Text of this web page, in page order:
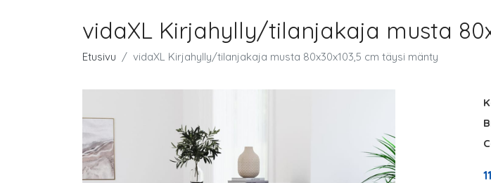
vidaXL Kirjahylly/tilanjakaja musta
Etusivu vidaXL Kirjahylly/tilanjakaja musta 80x30x103,5 cm täysi mänty